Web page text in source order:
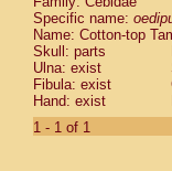
Cebidae
Cebidae
Cebidae
Cebidae
Cebidae
Cebidae
Cebidae
Specific name:
Name: Cotton-top
Skull: parts
Ulna: exist
Fibula: exist
Hand: exist
1 - 1 of 1